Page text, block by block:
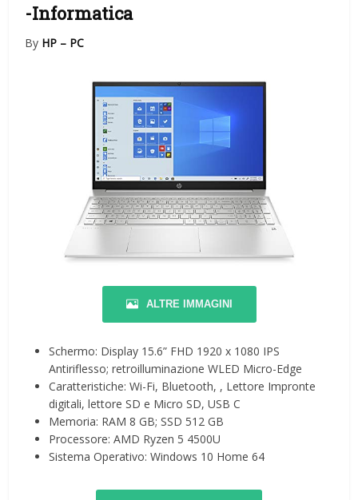
-Informatica
By HP – PC
ALTRE IMMAGINI
Schermo: Display 15.6” FHD 1920 x 1080 IPS
Antiriflesso; retroilluminazione WLED Micro-Edge
Caratteristiche: Wi-Fi, Bluetooth, , Lettore Impronte
digitali, lettore SD e Micro SD, USB C
Memoria: RAM 8 GB; SSD 512 GB
Processore: AMD Ryzen 5 4500U
Sistema Operativo: Windows 10 Home 64